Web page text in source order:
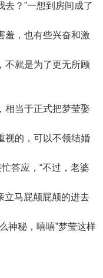
？”一想到房间成了
羞，也有些兴奋和激
就是为了更无所顾
相当于正式把梦莹娶
视的，可以不领结婚
答应，“不过，老婆
立马屁颠屁颠的进去
神秘，嘻嘻”梦莹这样